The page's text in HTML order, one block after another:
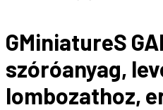
GMiniatureS
szóróanyag,
lombozathoz,